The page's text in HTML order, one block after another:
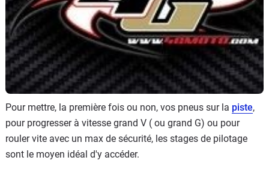
Services
Auto
Pour mettre, la première fois ou non, vos pneus sur la piste,
pour progresser à vitesse grand V ( ou grand G) ou pour
rouler vite avec un max de sécurité, les stages de pilotage
sont le moyen idéal d'y accéder.